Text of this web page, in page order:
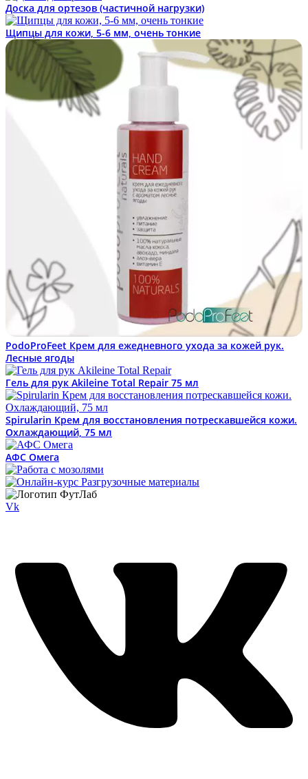
Доска для ортезов (частичной нагрузки)
Щипцы для кожи, 5-6 мм, очень тонкие
PodoProFeet Крем для ежедневного ухода за кожей рук.
Лесные ягоды
Гель для рук Akileine Total Repair 75 мл
Spirularin Крем для восстановления потрескавшейся кожи.
Охлаждающий, 75 мл
АФС Омега
Vk